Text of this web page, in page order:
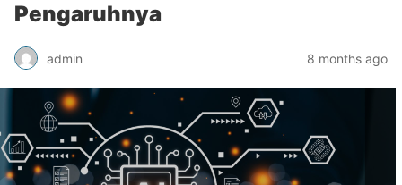
Pengaruhnya
admin 8 months ago